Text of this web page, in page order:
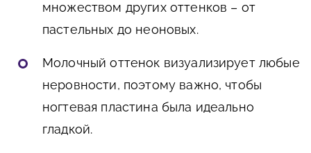
множеством других оттенков – от
пастельных до неоновых.
Молочный оттенок визуализирует любые
неровности, поэтому важно, чтобы
ногтевая пластина была идеально
гладкой.